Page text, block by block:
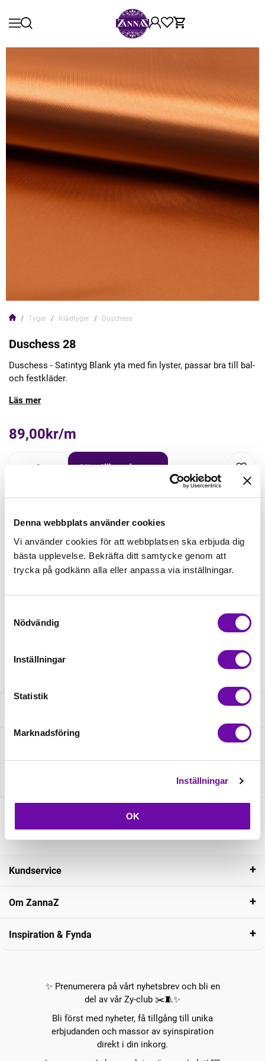
Denna webbplats använder cookies
Vi använder cookies för att webbplatsen ska erbjuda dig
bästa upplevelse. Bekräfta ditt samtycke genom att
trycka på godkänn alla eller anpassa via inställningar.
Nödvändig
Inställningar
Statistik
Marknadsföring
Inställningar
OK
Tyger Klädtyger Duschess
Duschess 28
Duschess - Satintyg Blank yta med fin lyster, passar bra till bal-
och festkläder.
Läs mer
89,00kr/m
Lägg till varukorgen
välj sedan matchande tillbehör
Tråd matchande +45,00kr
Minsta beställning: 0.5 m
Kundservice
Om ZannaZ
Inspiration & Fynda
✨ Prenumerera på vårt nyhetsbrev och bli en
del av vår Zy-club ✂️🧵✨
Bli först med nyheter, få tillgång till unika
erbjudanden och massor av syinspiration
direkt i din inkorg.